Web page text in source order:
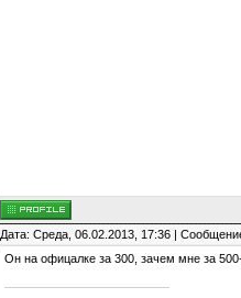
Дата: Среда, 06.02.2013, 17:36 |
Он на офицалке за 300, зачем мне за